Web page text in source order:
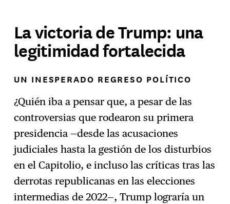
La victoria de Trump: una
legitimidad fortalecida
UN INESPERADO REGRESO POLÍTICO
¿Quién iba a pensar que, a pesar de las
controversias que rodearon su primera
presidencia —desde las acusaciones
judiciales hasta la gestión de los disturbios
en el Capitolio, e incluso las críticas tras las
derrotas republicanas en las elecciones
intermedias de 2022—, Trump lograría un